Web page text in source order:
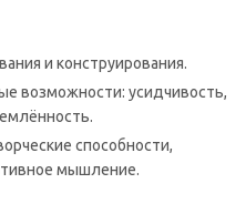
и конструирования.
возможности: усидчивость,
способности,
мышление.